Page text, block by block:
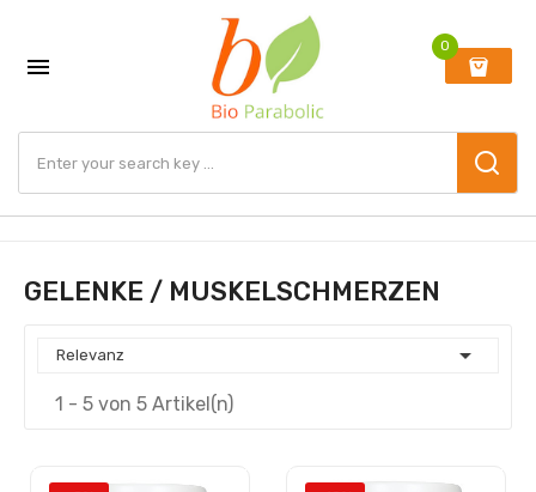

0
GELENKE / MUSKELSCHMERZEN
Relevanz 
1 - 5 von 5 Artikel(n)